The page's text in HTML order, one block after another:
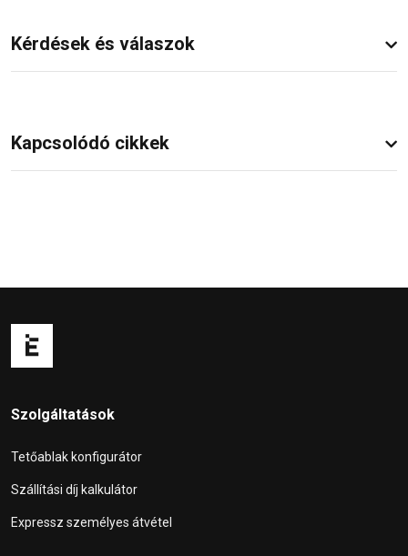
Kérdések és válaszok
Kapcsolódó cikkek
Szolgáltatások
Tetőablak konfigurátor
Szállítási díj kalkulátor
Expressz személyes átvétel